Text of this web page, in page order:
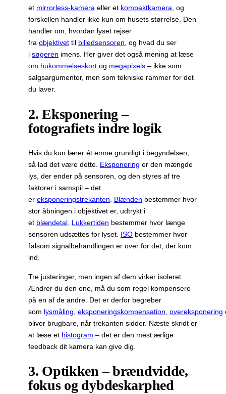
et mirrorless-kamera eller et kompaktkamera, og
forskellen handler ikke kun om husets størrelse. Den
handler om, hvordan lyset rejser
fra objektivet til billedsensoren, og hvad du ser
i søgeren imens. Her giver det også mening at læse
om hukommelseskort og megapixels – ikke som
salgsargumenter, men som tekniske rammer for det
du laver.
2. Eksponering –
fotografiets indre logik
Hvis du kun lærer ét emne grundigt i begyndelsen,
så lad det være dette. Eksponering er den mængde
lys, der ender på sensoren, og den styres af tre
faktorer i samspil – det
er eksponeringstrekanten. Blænden bestemmer hvor
stor åbningen i objektivet er, udtrykt i
et blændetal. Lukkertiden bestemmer hvor længe
sensoren udsættes for lyset. ISO bestemmer hvor
følsom signalbehandlingen er over for det, der kom
ind.
Tre justeringer, men ingen af dem virker isoleret.
Ændrer du den ene, må du som regel kompensere
på en af de andre. Det er derfor begreber
som lysmåling eksponeringskompensation overeksponering
bliver brugbare, når trekanten sidder. Næste skridt er
at læse et histogram – det er den mest ærlige
feedback dit kamera kan give dig.
3. Optikken – brændvidde,
fokus og dybdeskarphed